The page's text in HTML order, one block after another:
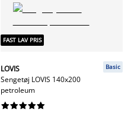
FAST LAV PRIS
LOVIS
Sengetøj LOVIS 140x200
petroleum
Basic





